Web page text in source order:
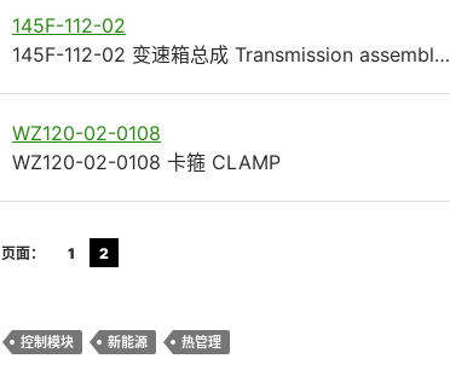
145F-112-02
145F-112-02 变速箱总成 Transmission assembl…
WZ120-02-0108
WZ120-02-0108 卡箍 CLAMP
页面： 1 2
控制模块 新能源 热管理